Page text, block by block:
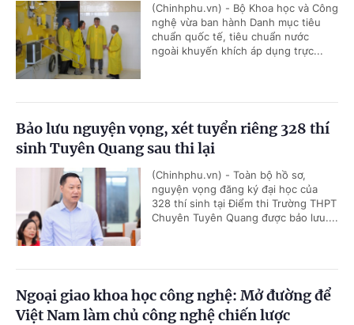
(Chinhphu.vn) - Bộ Khoa học và Công
nghệ vừa ban hành Danh mục tiêu
chuẩn quốc tế, tiêu chuẩn nước
ngoài khuyến khích áp dụng trực...
Bảo lưu nguyện vọng, xét tuyển riêng 328 thí
sinh Tuyên Quang sau thi lại
(Chinhphu.vn) - Toàn bộ hồ sơ,
nguyện vọng đăng ký đại học của
328 thí sinh tại Điểm thi Trường THPT
Chuyên Tuyên Quang được bảo lưu....
Ngoại giao khoa học công nghệ: Mở đường để
Việt Nam làm chủ công nghệ chiến lược